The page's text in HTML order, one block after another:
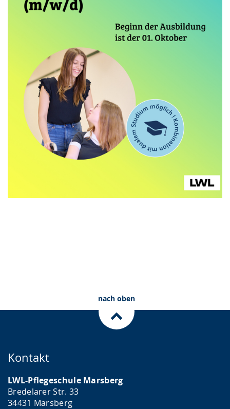
nach oben
Kontakt
LWL-Pflegeschule Marsberg
Bredelarer Str. 33
34431 Marsberg